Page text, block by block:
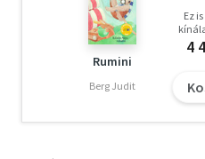
Rumini
Berg Judit
Ez
4